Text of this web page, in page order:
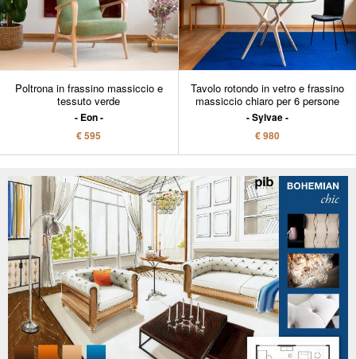
Poltrona in frassino massiccio e
tessuto verde
Eon
€ 595
Tavolo rotondo in vetro e frassino
massiccio chiaro per 6 persone
Sylvae
€ 980